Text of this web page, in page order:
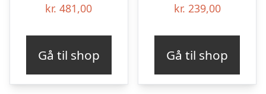
kr. 481,00
Gå til shop
kr. 239,00
Gå til shop